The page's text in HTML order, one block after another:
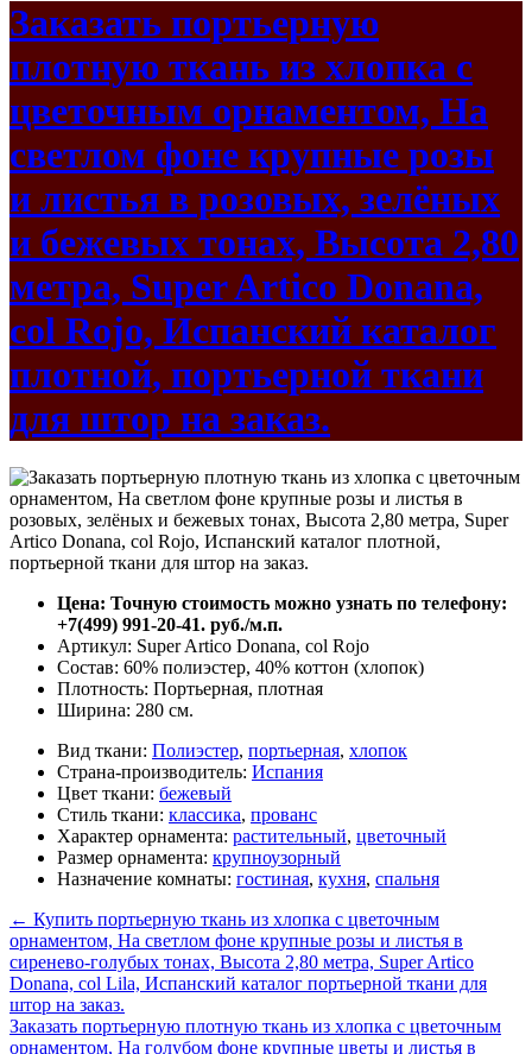
Заказать портьерную
плотную ткань из хлопка с
цветочным орнаментом, На
светлом фоне крупные розы
и листья в розовых, зелёных
и бежевых тонах, Высота 2,80
метра, Super Artico Donana,
col Rojo, Испанский каталог
плотной, портьерной ткани
для штор на заказ.
Цена: Точную стоимость можно узнать по телефону:
+7(499) 991-20-41. руб./м.п.
Артикул: Super Artico Donana, col Rojo
Состав: 60% полиэстер, 40% коттон (хлопок)
Плотность: Портьерная, плотная
Ширина: 280 см.
Вид ткани: Полиэстер, портьерная, хлопок
Страна-производитель: Испания
Цвет ткани: бежевый
Стиль ткани: классика, прованс
Характер орнамента: растительный, цветочный
Размер орнамента: крупноузорный
Назначение комнаты: гостиная, кухня, спальня
← Купить портьерную ткань из хлопка с цветочным
орнаментом, На светлом фоне крупные розы и листья в
сиренево-голубых тонах, Высота 2,80 метра, Super Artico
Donana, col Lila, Испанский каталог портьерной ткани для
штор на заказ.
Заказать портьерную плотную ткань из хлопка с цветочным
орнаментом, На голубом фоне крупные цветы и листья в